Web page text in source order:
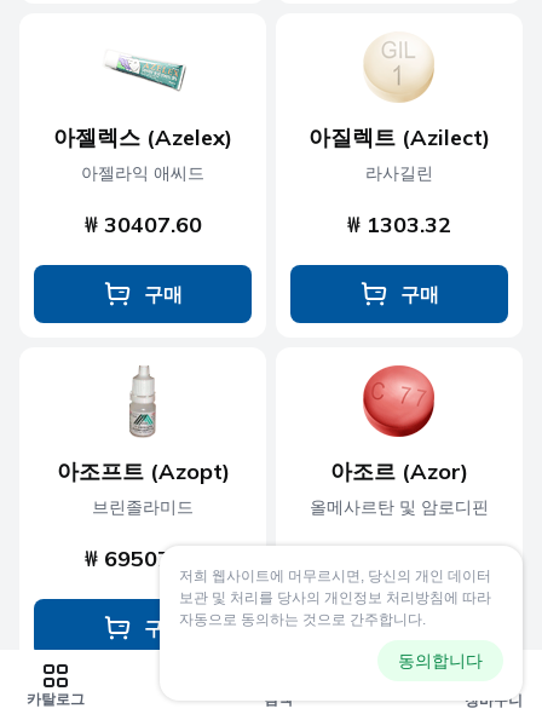
카탈로그 검색
장바구니
아젤렉스 (Azelex)
아젤라익 애씨드
₩ 30407.60
구매
아질렉트 (Azilect)
라사길린
₩ 1303.32
구매
아조프트 (Azopt)
브린졸라미드
₩ 69507.15
구매
아조르 (Azor)
올메사르탄 및 암로디핀
구매
저희 웹사이트에 머무르시면, 당신의 개인 데이터
보관 및 처리를 당사의 개인정보 처리방침에 따라
자동으로 동의하는 것으로 간주합니다.
동의합니다